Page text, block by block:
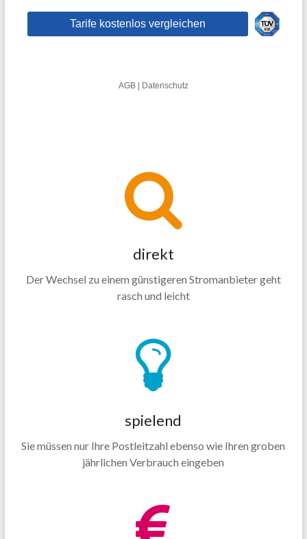
direkt
Der Wechsel zu einem günstigeren Stromanbieter geht
rasch und leicht
spielend
Sie müssen nur Ihre Postleitzahl ebenso wie Ihren groben
jährlichen Verbrauch eingeben